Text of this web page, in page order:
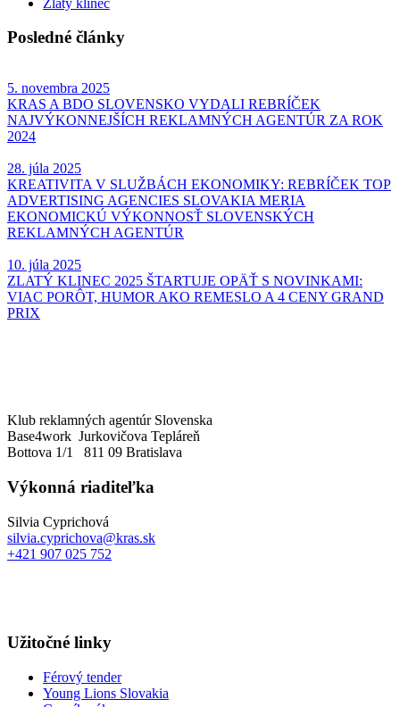
Posledné články
5. novembra 2025
KRAS A BDO SLOVENSKO VYDALI REBRÍČEK
NAJVÝKONNEJŠÍCH REKLAMNÝCH AGENTÚR ZA ROK
2024
28. júla 2025
KREATIVITA V SLUŽBÁCH EKONOMIKY: REBRÍČEK TOP
ADVERTISING AGENCIES SLOVAKIA MERIA
EKONOMICKÚ VÝKONNOSŤ SLOVENSKÝCH
REKLAMNÝCH AGENTÚR
10. júla 2025
ZLATÝ KLINEC 2025 ŠTARTUJE OPÄŤ S NOVINKAMI:
VIAC PORÔT, HUMOR AKO REMESLO A 4 CENY GRAND
PRIX
Klub reklamných agentúr Slovenska
Base4work Jurkovičova Tepláreň
Bottova 1/1 811 09 Bratislava
Výkonná riaditeľka
Silvia Cyprichová
silvia.cyprichova@kras.sk
+421 907 025 752
Užitočné linky
Férový tender
Young Lions Slovakia